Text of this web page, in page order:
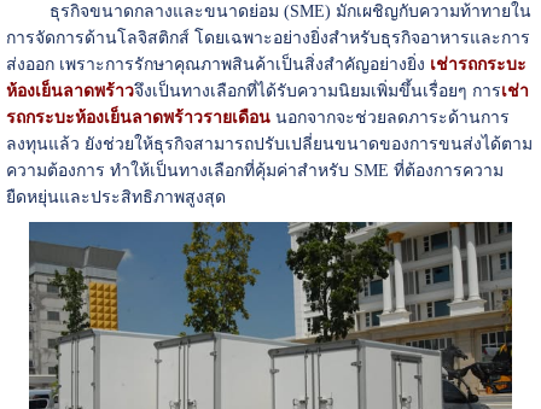
ธุรกิจขนาดกลางและขนาดย่อม (SME) มักเผชิญกับความท้าทายใน
การจัดการด้านโลจิสติกส์ โดยเฉพาะอย่างยิ่งสำหรับธุรกิจอาหารและการ
ส่งออก เพราะการรักษาคุณภาพสินค้าเป็นสิ่งสำคัญอย่างยิ่ง เช่ารถกระบะ
ห้องเย็นลาดพร้าวจึงเป็นทางเลือกที่ได้รับความนิยมเพิ่มขึ้นเรื่อยๆ การเช่า
รถกระบะห้องเย็นลาดพร้าวรายเดือน นอกจากจะช่วยลดภาระด้านการ
ลงทุนแล้ว ยังช่วยให้ธุรกิจสามารถปรับเปลี่ยนขนาดของการขนส่งได้ตาม
ความต้องการ ทำให้เป็นทางเลือกที่คุ้มค่าสำหรับ SME ที่ต้องการความ
ยืดหยุ่นและประสิทธิภาพสูงสุด